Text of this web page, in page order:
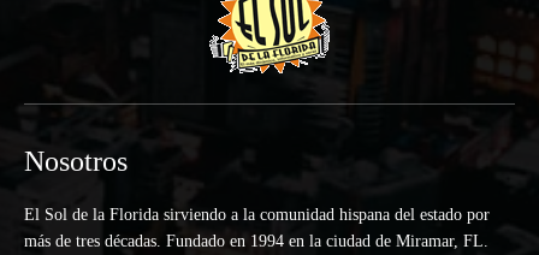
Nosotros
El Sol de la Florida sirviendo a la comunidad hispana del estado por
más de tres décadas. Fundado en 1994 en la ciudad de Miramar, FL.